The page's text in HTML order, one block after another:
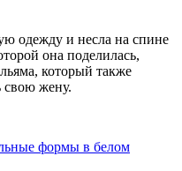
одежду и несла на спине
она поделилась,
который также
свою жену.
формы в белом